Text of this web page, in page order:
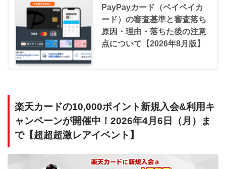
PayPayカード（ペイペイカ
ード）の審査基準と審査落ち
原因・理由・落ちた後の注意
点について【2026年8月版】
楽天カードの10,000ポイント新規入会&利用キ
ャンペーンが開催中！2026年4月6日（月）ま
で【超超超激レアイベント】